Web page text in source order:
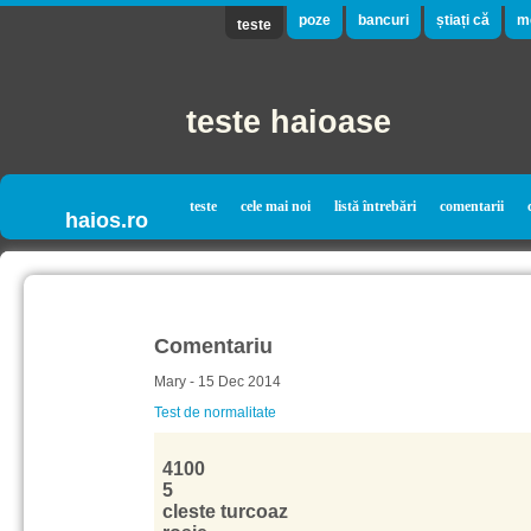
teste poze bancuri știați că
teste haioase
haios.ro
teste cele mai noi listă întrebări comentarii
Comentariu
Mary - 15 Dec 2014
Test de normalitate
4100
5
cleste turcoaz